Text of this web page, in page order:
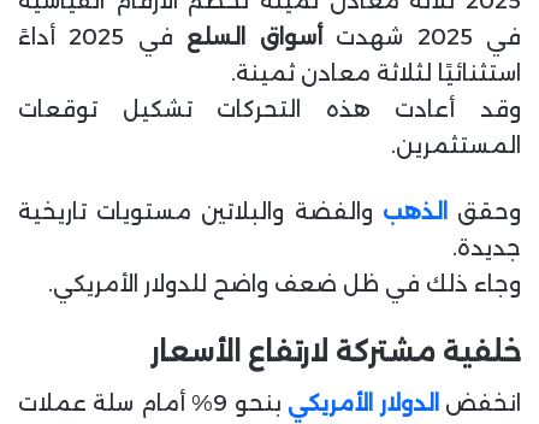
في 2025 شهدت
أسواق السلع
في 2025 أداءً
استثنائيًا لثلاثة معادن ثمينة.
وقد أعادت هذه التحركات تشكيل توقعات
المستثمرين.
وحقق الذهب والفضة والبلاتين مستويات تاريخية
جديدة.
وجاء ذلك في ظل ضعف واضح للدولار الأمريكي.
خلفية مشتركة لارتفاع الأسعار
انخفض الدولار الأمريكي
بنحو 9% أمام سلة عملات